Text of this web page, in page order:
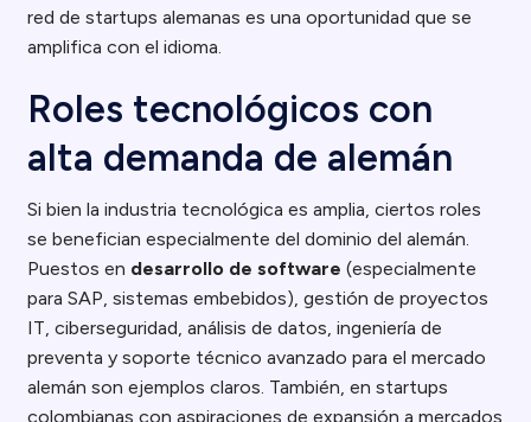
red de startups alemanas es una oportunidad que se
amplifica con el idioma.
Roles tecnológicos con
alta demanda de alemán
Si bien la industria tecnológica es amplia, ciertos roles
se benefician especialmente del dominio del alemán.
Puestos en desarrollo de software (especialmente
para SAP, sistemas embebidos), gestión de proyectos
IT, ciberseguridad, análisis de datos, ingeniería de
preventa y soporte técnico avanzado para el mercado
alemán son ejemplos claros. También, en startups
colombianas con aspiraciones de expansión a mercados